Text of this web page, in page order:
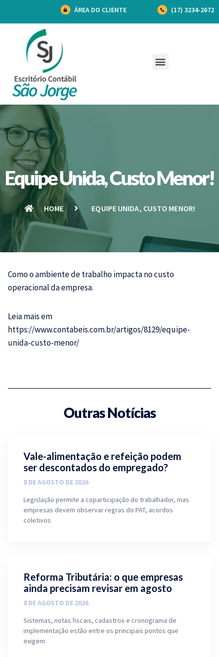
ÁREA DO CLIENTE (17) 3234-2672
Equipe Unida, Custo Menor!
HOME EQUIPE UNIDA, CUSTO MENOR!
Como o ambiente de trabalho impacta no custo
operacional da empresa.
Leia mais em
https://www.contabeis.com.br/artigos/8129/equipe-
unida-custo-menor/
Outras Notícias
Vale-alimentação e refeição podem
ser descontados do empregado?
8 DE AGOSTO DE 2026
Legislação permite a coparticipação do trabalhador, mas
empresas devem observar regras do PAT, acordos
coletivos
Reforma Tributária: o que empresas
ainda precisam revisar em agosto
8 DE AGOSTO DE 2026
Sistemas, notas fiscais, cadastros e cronograma de
implementação estão entre os principais pontos que
exigem